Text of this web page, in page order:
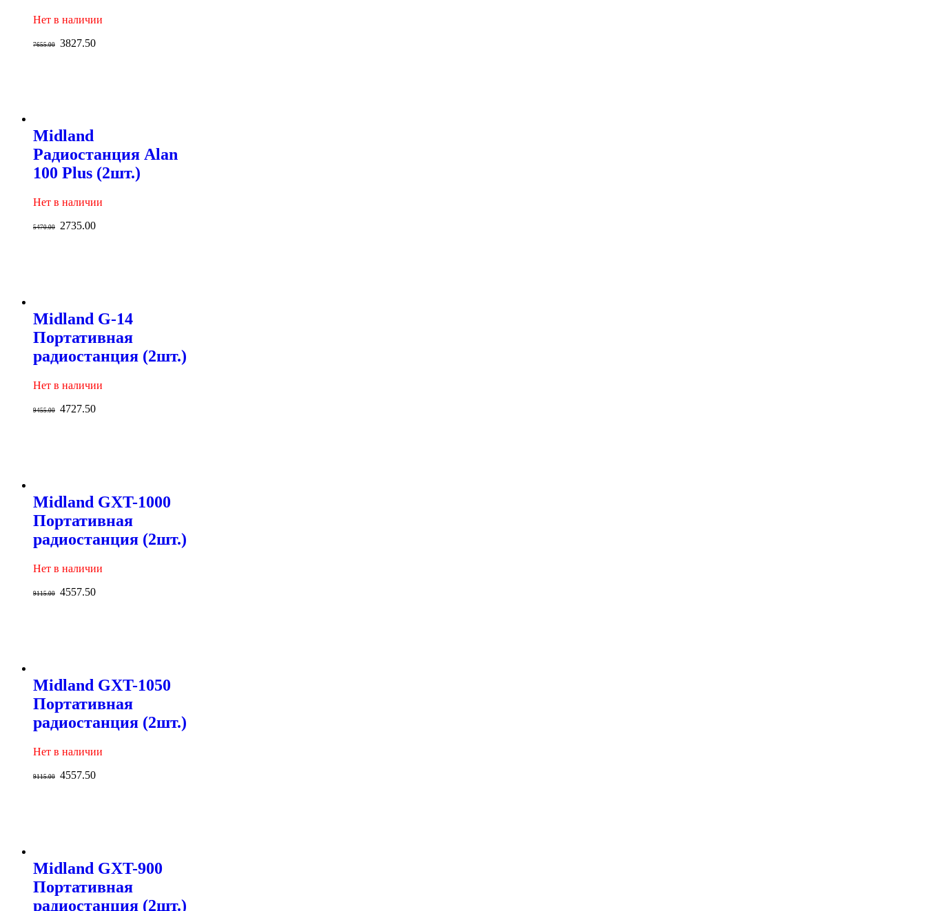
Нет в наличии
7655.00 3827.50
Midland
Радиостанция Alan
100 Plus (2шт.)
Нет в наличии
5470.00 2735.00
Midland G-14
Портативная
радиостанция (2шт.)
Нет в наличии
9455.00 4727.50
Midland GXT-1000
Портативная
радиостанция (2шт.)
Нет в наличии
9115.00 4557.50
Midland GXT-1050
Портативная
радиостанция (2шт.)
Нет в наличии
9115.00 4557.50
Midland GXT-900
Портативная
радиостанция (2шт.)